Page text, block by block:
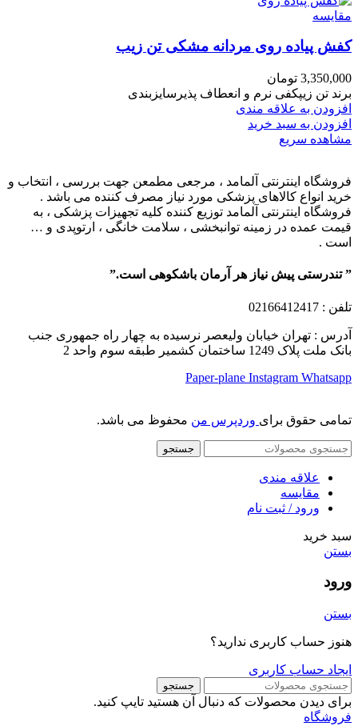
مقایسه
کفش پیاده روی مردانه مشکی تن زیب
3,350,000 تومان
برند تن زیپکفی نرم و انعطاف پذیرسایزبندی
افزودن به علاقه مندی
افزودن به سبد خرید
مشاهده سریع
فروشگاه اینترنتی آلمامد ، مرجعی مطمعن جهت بررسی ، انتخاب و
خرید انواع کالاهای پزشکی مورد نیاز مصرف کننده می باشد .
فروشگاه اینترنتی آلمامد توزیع کننده کلیه تجهیزات پزشکی ، به
قیمت عمده در زمینه توانبخشی ، سلامت خانگی ، ارتوپدی و …
است .
” تندرستی پیش نیاز هر آرمان باشکوهی است.”
تلفن : 02166412417
آدرس : تهران خیابان ولیعصر نرسیده به چهار راه جمهوری جنب
بانک ملت پلاک 1249 ساختمان کشمیر طبقه سوم واحد 2
Paper-plane Instagram Whatsapp
تمامی حقوق برای وردپرس من محفوظ می باشد.
جستجو
علاقه مندی
مقایسه
ورود / ثبت نام
سبد خرید
بستن
ورود
بستن
هنوز حساب کاربری ندارید؟
ایجاد حساب کاربری
جستجو
برای دیدن محصولات که دنبال آن هستید تایپ کنید.
فروشگاه